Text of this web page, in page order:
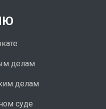
делам
делам
суде